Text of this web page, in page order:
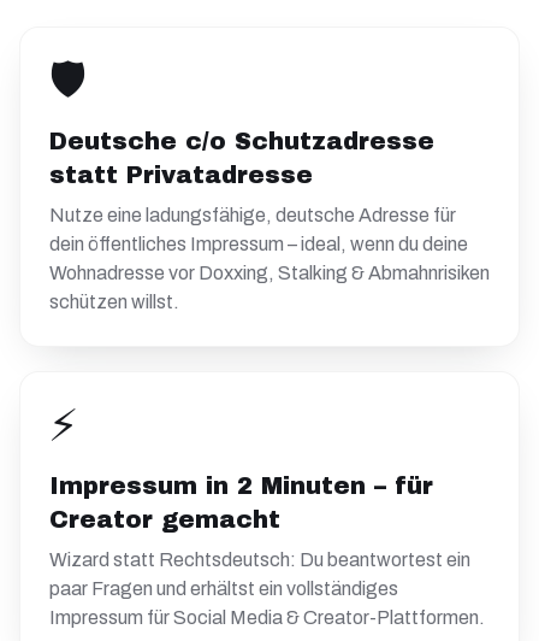
🛡️
Deutsche c/o Schutzadresse
statt Privatadresse
Nutze eine ladungsfähige, deutsche Adresse für
dein öffentliches Impressum – ideal, wenn du deine
Wohnadresse vor Doxxing, Stalking & Abmahnrisiken
schützen willst.
⚡
Impressum in 2 Minuten – für
Creator gemacht
Wizard statt Rechtsdeutsch: Du beantwortest ein
paar Fragen und erhältst ein vollständiges
Impressum für Social Media & Creator-Plattformen.